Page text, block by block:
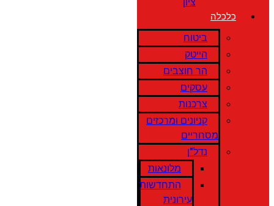
כלכלה
ביטוח
הייטק
הר חוצבים
עסקים
צרכנות
קניונים ומרכזים
מסחריים
נדל"ן
מלונאות
התחדשות
עירונית